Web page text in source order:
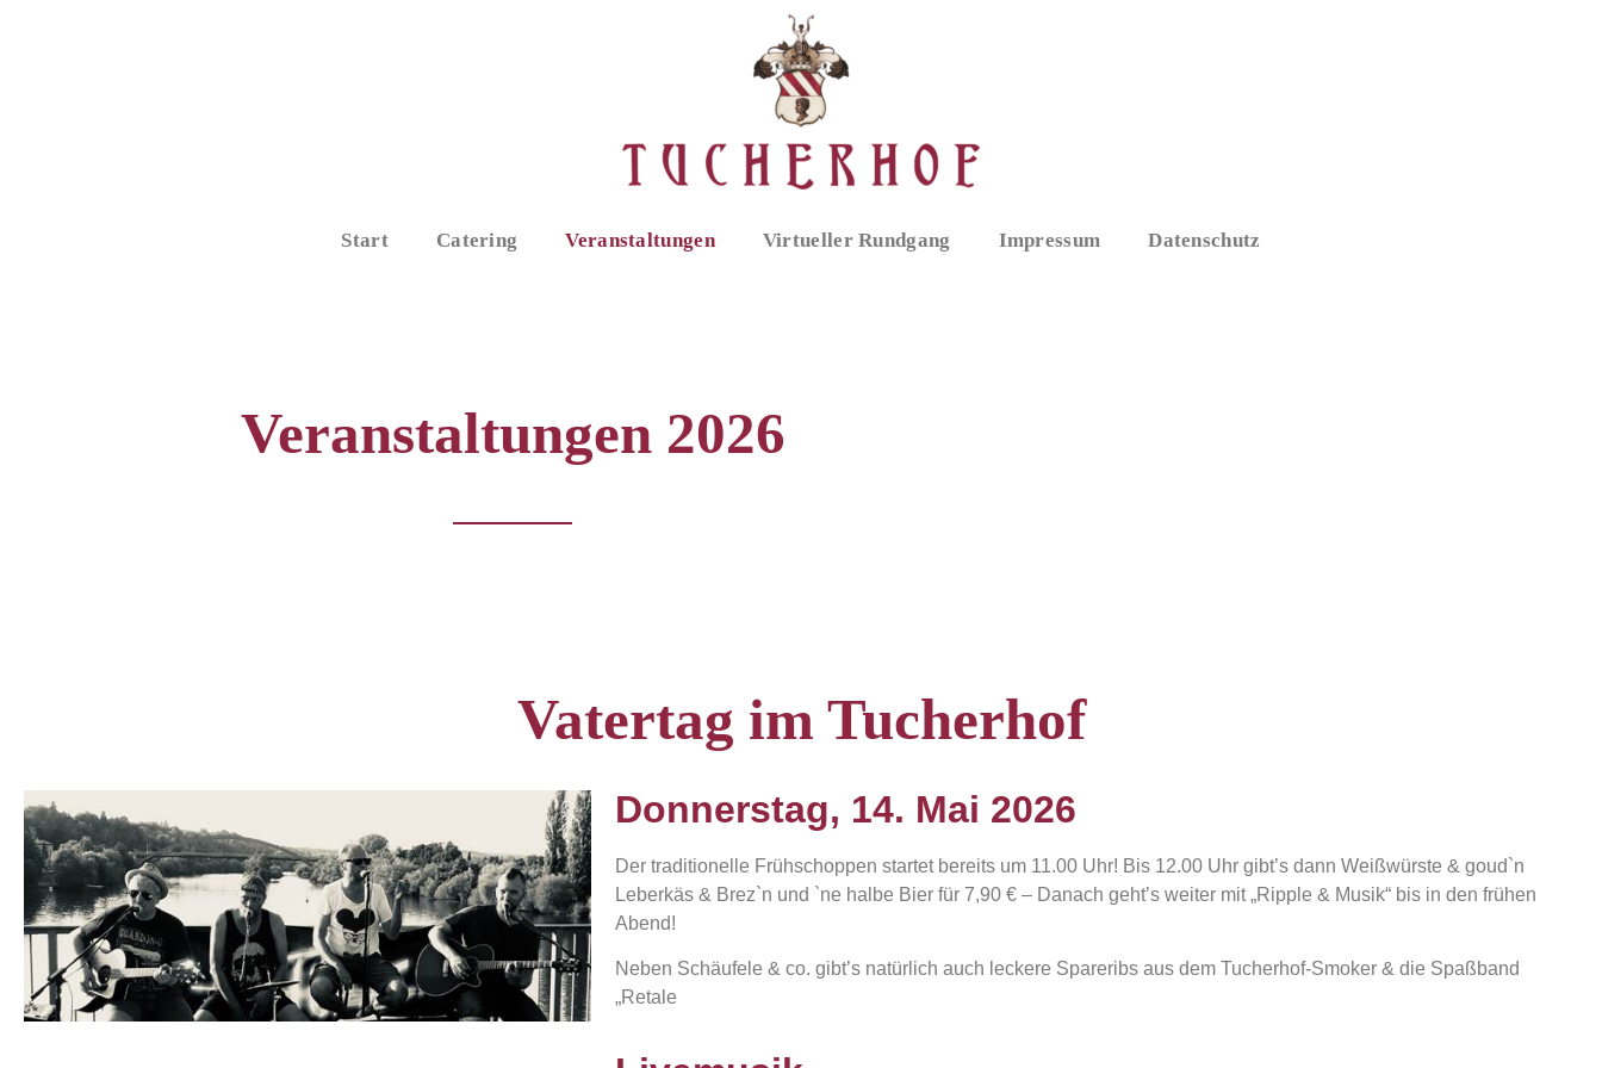
Start Catering Veranstaltungen Virtueller Rundgang Impressum Datenschutz
Veranstaltungen 2026
Vatertag im Tucherhof
Donnerstag, 14. Mai 2026
Der traditionelle Frühschoppen startet bereits um 11.00 Uhr! Bis 12.00 Uhr gibt’s dann Weißwürste & goud`n
Leberkäs & Brez`n und `ne halbe Bier für 7,90 € – Danach geht’s weiter mit „Ripple & Musik“ bis in den frühen
Abend!
Neben Schäufele & co. gibt’s natürlich auch leckere Spareribs aus dem Tucherhof-Smoker & die Spaßband
„Retale